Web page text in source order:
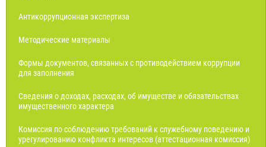
Антикоррупционная экспертиза
Методические материалы
Формы документов, связанных с противодействием коррупции
для заполнения
Сведения о доходах, расходах, об имуществе и обязательствах
имущественного характера
Комиссия по соблюдению требований к служебному поведению и
урегулированию конфликта интересов (аттестационная комиссия)